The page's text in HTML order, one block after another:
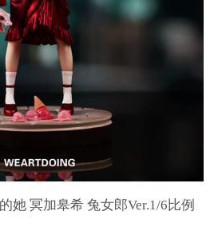
她 冥加皋希 兔女郎Ver.1/6比例